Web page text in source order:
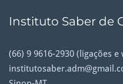
Instituto Saber de
(66) 9 9616-2930 (ligações e